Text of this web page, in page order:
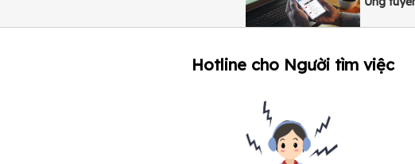
Hotline cho Người tìm việc